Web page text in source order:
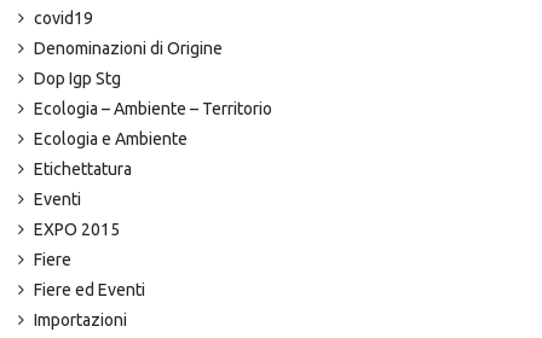
covid19
Denominazioni di Origine
Dop Igp Stg
Ecologia – Ambiente – Territorio
Ecologia e Ambiente
Etichettatura
Eventi
EXPO 2015
Fiere
Fiere ed Eventi
Importazioni